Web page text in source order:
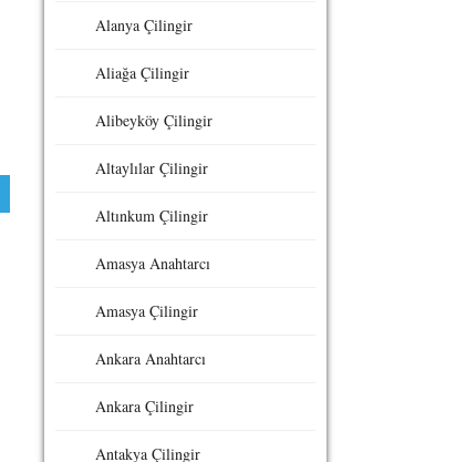
Alanya Çilingir
Aliağa Çilingir
Alibeyköy Çilingir
Altaylılar Çilingir
Altınkum Çilingir
Amasya Anahtarcı
Amasya Çilingir
Ankara Anahtarcı
Ankara Çilingir
Antakya Çilingir